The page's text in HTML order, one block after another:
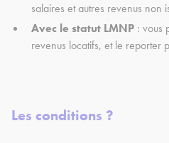
salaires et autres revenus non
Avec le statut LMNP : vous
revenus locatifs, et le reporter
Les conditions ?